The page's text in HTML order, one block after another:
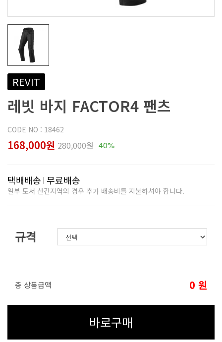
REVIT
레빗 바지 FACTOR4 팬츠
CODE NO : 18462
168,000원 280,000원 40%
택배배송 무료배송
일부 도서 산간지역의 경우 추가 배송비를 지불하셔야 합니다.
규격
총 상품금액 0 원
바로구매